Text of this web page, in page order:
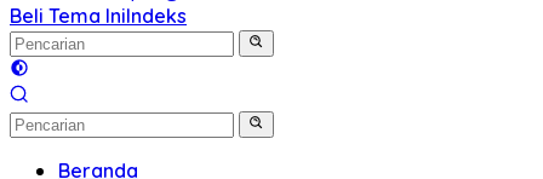
Beli Tema IniIndeks
Beranda